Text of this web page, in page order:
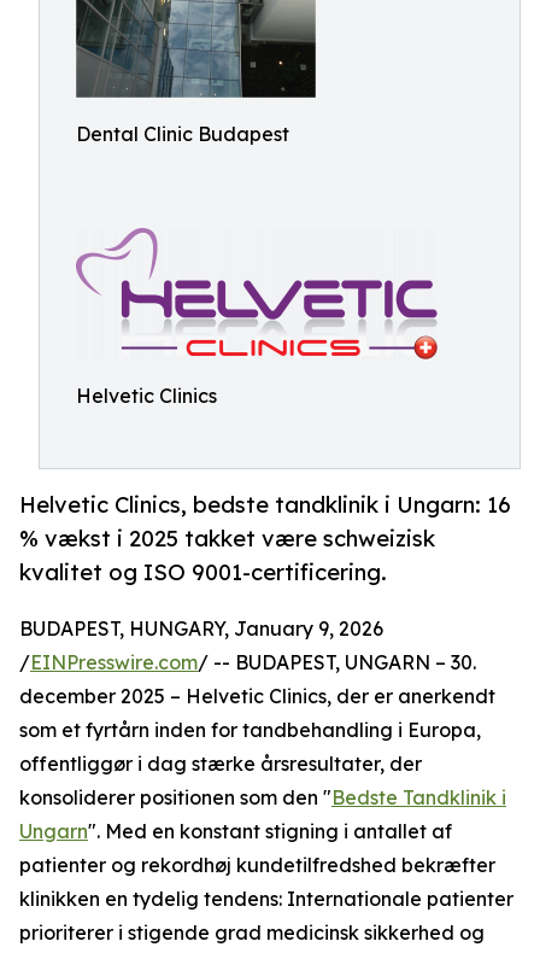
Dental Clinic Budapest
Helvetic Clinics
Helvetic Clinics, bedste tandklinik i Ungarn: 16
% vækst i 2025 takket være schweizisk
kvalitet og ISO 9001-certificering.
BUDAPEST, HUNGARY, January 9, 2026
/EINPresswire.com/ -- BUDAPEST, UNGARN – 30.
december 2025 – Helvetic Clinics, der er anerkendt
som et fyrtårn inden for tandbehandling i Europa,
offentliggør i dag stærke årsresultater, der
konsoliderer positionen som den "Bedste Tandklinik i
Ungarn". Med en konstant stigning i antallet af
patienter og rekordhøj kundetilfredshed bekræfter
klinikken en tydelig tendens: Internationale patienter
prioriterer i stigende grad medicinsk sikkerhed og